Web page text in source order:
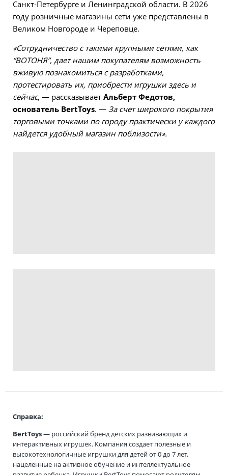
Санкт-Петербурге и Ленинградской области. В 2026
году розничные магазины сети уже представлены в
Великом Новгороде и Череповце.
«Сотрудничество с такими крупными сетями, как
“ВОТОНЯ”, дает нашим покупателям возможность
вживую познакомиться с разработками,
протестировать их, приобрести игрушки здесь и
сейчас, — рассказывает Альберт Федотов,
основатель BertToys. — За счет широкого покрытия
торговыми точками по городу практически у каждого
найдется удобный магазин поблизости».
Справка:
BertToys— российский бренд детских развивающих и
интерактивных игрушек. Компания создает полезные и
высокотехнологичные игрушки для детей от 0 до 7 лет,
нацеленные на активное обучение и интеллектуальное